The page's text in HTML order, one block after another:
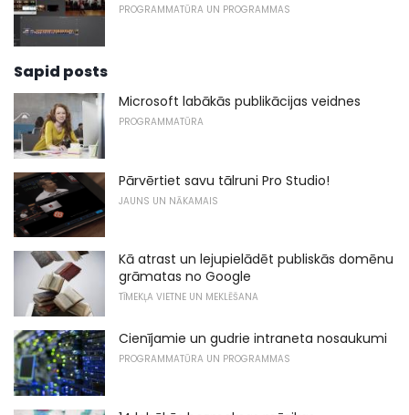
PROGRAMMATŪRA UN PROGRAMMAS
Sapid posts
Microsoft labākās publikācijas veidnes
PROGRAMMATŪRA
Pārvērtiet savu tālruni Pro Studio!
JAUNS UN NĀKAMAIS
Kā atrast un lejupielādēt publiskās domēnu
grāmatas no Google
TĪMEKĻA VIETNE UN MEKLĒŠANA
Cienījamie un gudrie intraneta nosaukumi
PROGRAMMATŪRA UN PROGRAMMAS